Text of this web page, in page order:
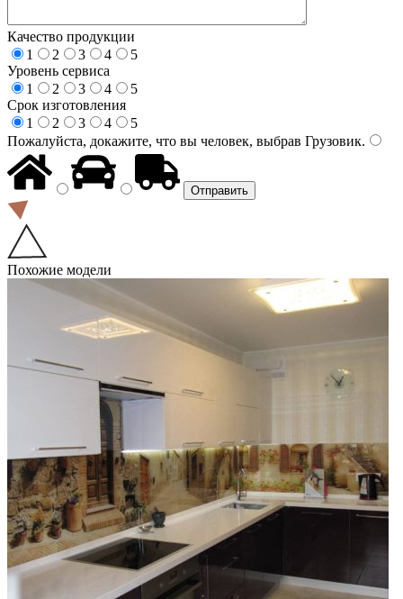
Качество продукции
1
2 3 4
5
Уровень сервиса
1
2 3 4
5
Срок изготовления
1
2 3 4
5
Пожалуйста, докажите, что вы человек, выбрав Грузовик.
Похожие модели